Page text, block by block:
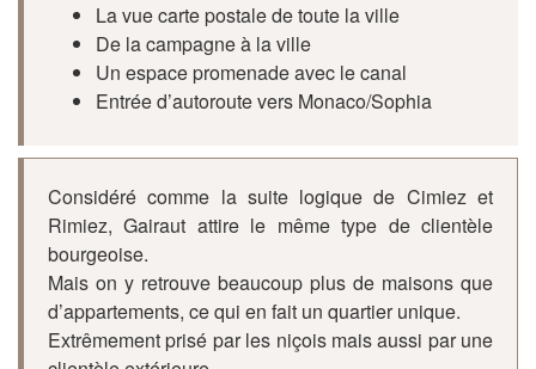
La vue carte postale de toute la ville
De la campagne à la ville
Un espace promenade avec le canal
Entrée d’autoroute vers Monaco/Sophia
Considéré comme la suite logique de Cimiez et
Rimiez, Gairaut attire le même type de clientèle
bourgeoise.
Mais on y retrouve beaucoup plus de maisons que
d’appartements, ce qui en fait un quartier unique.
Extrêmement prisé par les niçois mais aussi par une